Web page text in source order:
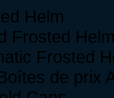
Helm
Frosted Helm
Frosted
de prix